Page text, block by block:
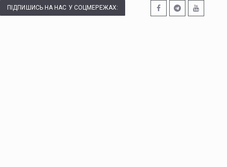
ПІДПИШИСЬ НА НАС У СОЦМЕРЕЖАХ: